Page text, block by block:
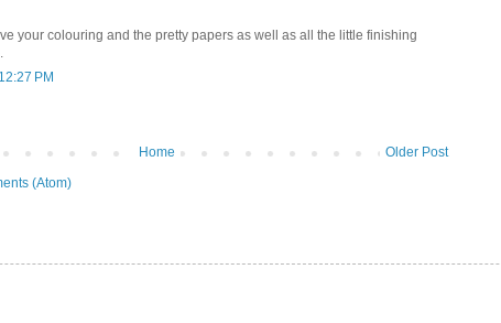
your colouring and the pretty papers as well as all the little finishing
PM
Older Post
Home
(Atom)